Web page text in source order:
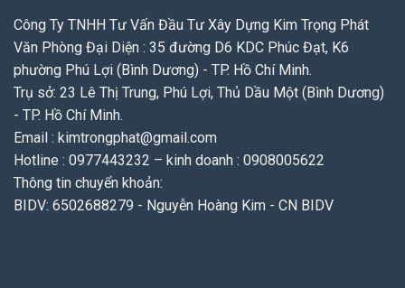
Công Ty TNHH Tư Vấn Đầu Tư Xây Dựng Kim Trọng Phát
Văn Phòng Đại Diện : 35 đường D6 KDC Phúc Đạt, K6
phường Phú Lợi (Bình Dương) - TP. Hồ Chí Minh.
Trụ sở: 23 Lê Thị Trung, Phú Lợi, Thủ Dầu Một (Bình Dương)
- TP. Hồ Chí Minh.
Email : kimtrongphat@gmail.com
Hotline : 0977443232 – kinh doanh : 0908005622
Thông tin chuyển khoản:
BIDV: 6502688279 - Nguyễn Hoàng Kim - CN BIDV